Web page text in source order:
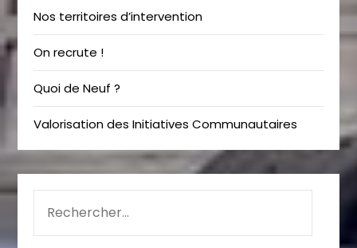
Nos territoires d’intervention
On recrute !
Quoi de Neuf ?
Valorisation des Initiatives Communautaires